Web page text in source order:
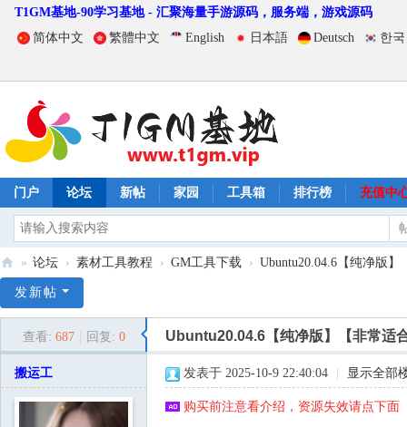
T1GM基地-90学习基地 - 汇聚海量手游源码，服务端，游戏源码
简体中文
繁體中文 English 日本語 Deutsch 한
门户 论坛 新帖 家园 工具箱 排行榜 充值中
1
» 论坛 › 素材工具教程 › GM工具下载 › Ubuntu20.04.6【纯净版
发新帖
查看: 687 回复: 0 Ubuntu20.04.6【纯净版】【非常适
搬运工 发表于 2025-10-9 22:40:04 显示全部
购买前注意看介绍，资源失效请点下